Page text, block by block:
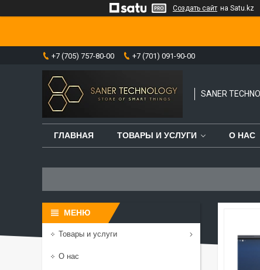
Создать сайт на Satu.kz
+7 (705) 757-80-00 +7 (701) 091-90-00
SANER
ГЛАВНАЯ ТОВАРЫ И УСЛУГИ О НАС
Товары и услуги
О нас